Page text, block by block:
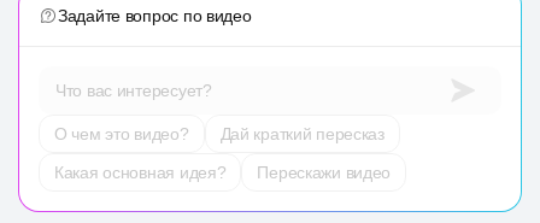
Задайте вопрос по видео
Что вас интересует?
О чем это видео?
Дай краткий пересказ
Какая основная идея?
Перескажи видео